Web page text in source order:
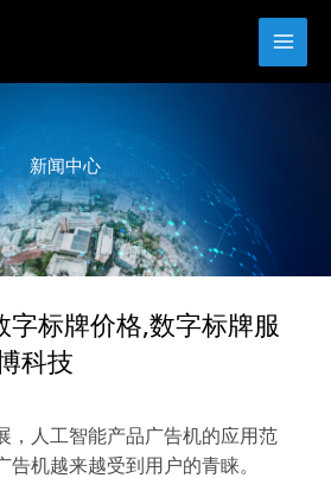
新闻中心
字标牌价格,数字标牌服
科技
，人工智能产品广告机的应用范
告机越来越受到用户的青睐。